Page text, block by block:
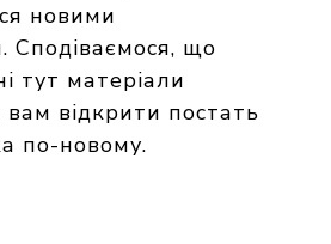
новими
Сподіваємося, що
тут матеріали
відкрити постать
по-новому.